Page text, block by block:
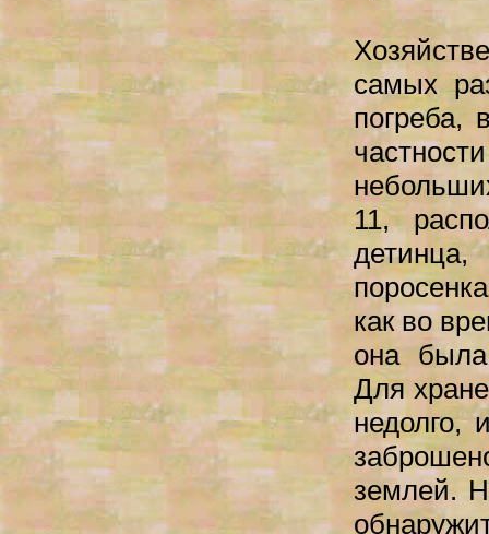
самых
погреба,
11,
как во
она была
Для
недолго,
землей.